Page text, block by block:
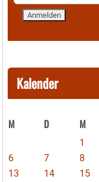
Kalender
M D M
1
6
7 8
13
14 15